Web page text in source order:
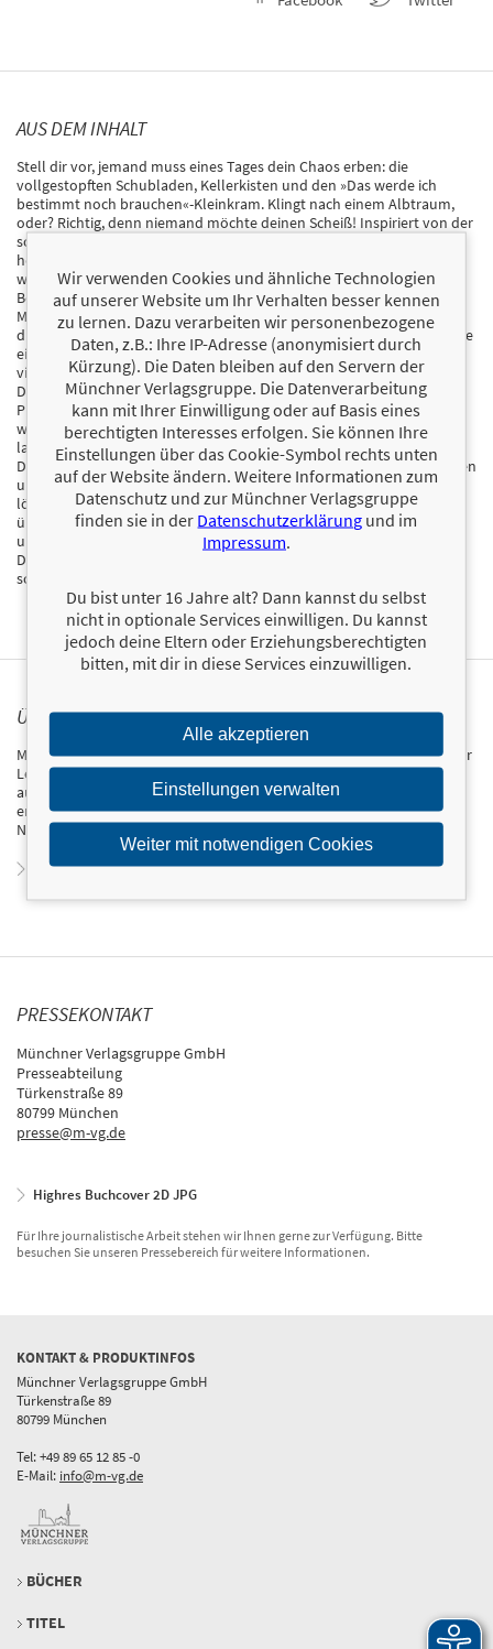
AUS DEM INHALT
Stell dir vor, jemand muss eines Tages dein Chaos erben: die
vollgestopften Schubladen, Kellerkisten und den »Das werde ich
bestimmt noch brauchen«-Kleinkram. Klingt nach einem Albtraum,
oder? Richtig, denn niemand möchte deinen Scheiß! Inspiriert von der
schwedischen Kunst des »Death Cleanings« zeigt dieses Buch auf
herrlich schonungslose und gleichzeitig befreiend witzige Weise,
warum es eine großartige Idee ist, sich rechtzeitig von überflüssigem
Besitz zu trennen.
Mit Ironie, Wärme und einer gesunden Portion Realitätssinn führt es
durch den emotionalen und praktischen Prozess des Loslassens – wie
eine beste Freundin, die einem ohne Umschweife sagt, was man
vielleicht nicht hören will, aber verdammt noch mal hören sollte.
Dabei geht es nicht um sterile Ordnung oder Minimalismus um jeden
Preis, sondern um Freiheit, Leichtigkeit und darum, das eigene Leben
wieder selbst zu bestimmen, statt sich vom Besitz kontrollieren zu
lassen.
Dieses Buch erläutert, warum wir das Ausmisten so häufig aufschieben
und wie sich diese innere Blockade mit Humor und etwas Disziplin
lösen lässt. Schritt für Schritt zeigt der Ratgeber, wie man den
überflüssigen Kram loswird – für mehr Leichtigkeit im Hier und Jetzt
und weniger Chaos für jene, die später einmal damit zu tun hätten.
Das ideale Geschenk für alle, die zu viel besitzen und wieder Platz
schaffen wollen für das, was wirklich zählt.
ÜBER MESSIE CONDO
Messie Condo ist Autorin und ein echtes Organisationstalent mit einer
Leidenschaft fürs Fluchen. Als ihr geliebtes Etikettiergerät den Geist
aufgab, hat sie das verdammte Ding einfach rausgeworfen und es nie
ersetzt. Seitdem hält sie Ordnung ohne Kompromisse. Messie lebt in
New Jersey, wo sie regelmäßig schreibt und konsequent aussortiert.
Zum Profil von Messie Condo
PRESSEKONTAKT
Münchner Verlagsgruppe GmbH
Presseabteilung
Türkenstraße 89
80799 München
presse@m-vg.de
Highres Buchcover 2D JPG
Für Ihre journalistische Arbeit stehen wir Ihnen gerne zur Verfügung. Bitte
besuchen Sie unseren Pressebereich für weitere Informationen.
KONTAKT & PRODUKTINFOS
Münchner Verlagsgruppe GmbH
Türkenstraße 89
80799 München
Tel: +49 89 65 12 85 -0
E-Mail: info@m-vg.de
BÜCHER
TITEL
Wir verwenden Cookies und ähnliche Technologien
auf unserer Website um Ihr Verhalten besser kennen
zu lernen. Dazu verarbeiten wir personenbezogene
Daten, z.B.: Ihre IP-Adresse (anonymisiert durch
Kürzung). Die Daten bleiben auf den Servern der
Münchner Verlagsgruppe. Die Datenverarbeitung
kann mit Ihrer Einwilligung oder auf Basis eines
berechtigten Interesses erfolgen. Sie können Ihre
Einstellungen über das Cookie-Symbol rechts unten
auf der Website ändern. Weitere Informationen zum
Datenschutz und zur Münchner Verlagsgruppe
finden sie in der Datenschutzerklärung und im
Impressum.
Du bist unter 16 Jahre alt? Dann kannst du selbst
nicht in optionale Services einwilligen. Du kannst
jedoch deine Eltern oder Erziehungsberechtigten
bitten, mit dir in diese Services einzuwilligen.
Alle akzeptieren
Einstellungen verwalten
Weiter mit notwendigen Cookies